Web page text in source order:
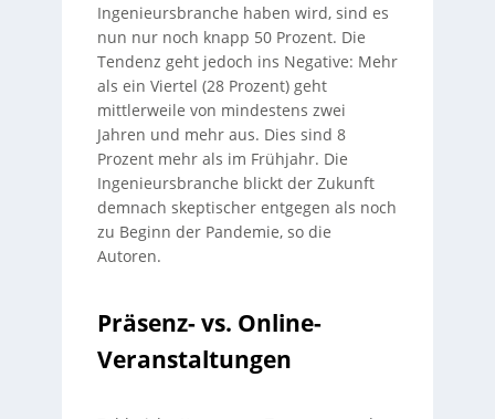
Ingenieursbranche haben wird, sind es
nun nur noch knapp 50 Prozent. Die
Tendenz geht jedoch ins Negative: Mehr
als ein Viertel (28 Prozent) geht
mittlerweile von mindestens zwei
Jahren und mehr aus. Dies sind 8
Prozent mehr als im Frühjahr. Die
Ingenieursbranche blickt der Zukunft
demnach skeptischer entgegen als noch
zu Beginn der Pandemie, so die
Autoren.
Präsenz- vs. Online-
Veranstaltungen